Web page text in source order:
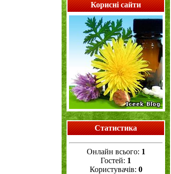
Корисні сайти
Статистика
Онлайн всього: 1
Гостей: 1
Користувачів: 0